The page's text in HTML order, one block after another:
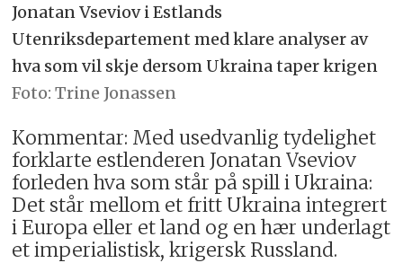
Jonatan Vseviov i Estlands
Utenriksdepartement med klare analyser av
hva som vil skje dersom Ukraina taper krigen
Trine Jonassen
Kommentar: Med usedvanlig tydelighet
forklarte estlenderen Jonatan Vseviov
forleden hva som står på spill i Ukraina:
Det står mellom et fritt Ukraina integrert
i Europa eller et land og en hær underlagt
et imperialistisk, krigersk Russland.